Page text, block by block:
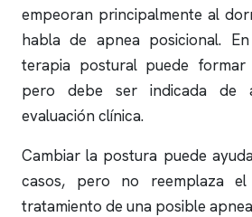
empeoran principalmente al
habla de apneaposicional.
terapia postural puede
pero debe ser indicada de
evaluación clínica.
Cambiar la postura puede
casos, pero no reemplaza
tratamiento de una posible